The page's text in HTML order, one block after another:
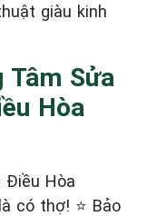
giàu kinh
Tâm Sửa
Hòa
Điều Hòa
có thợ! ⭐ Bảo